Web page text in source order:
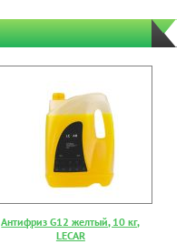
Антифриз G12 желтый, 10 кг,
LECAR